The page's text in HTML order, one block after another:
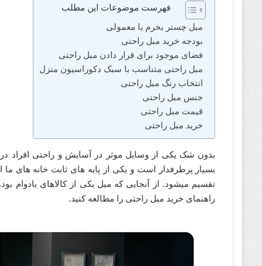
فهرست موضوعات این مطلب
مبل چستر بخرم یا معمولی
بودجه خرید مبل راحتی
فضای موجود برای قرار دادن مبل راحتی
مبل راحتی متناسب با سبک دکوراسیون منزل
انتخاب رنگ مبل راحتی
جنس مبل راحتی
قیمت مبل راحتی
خرید مبل راحتی
بدون شک یکی از وسایل موثر در آسایش و راحتی افراد
بسیار پرطرفدار است و یکی از پایه های ثابت خانه های
تقسیم میشود. از آنجایی که مبل یکی از کالاهای بادوام
راهنمای خرید مبل راحتی را مطالعه کنید.